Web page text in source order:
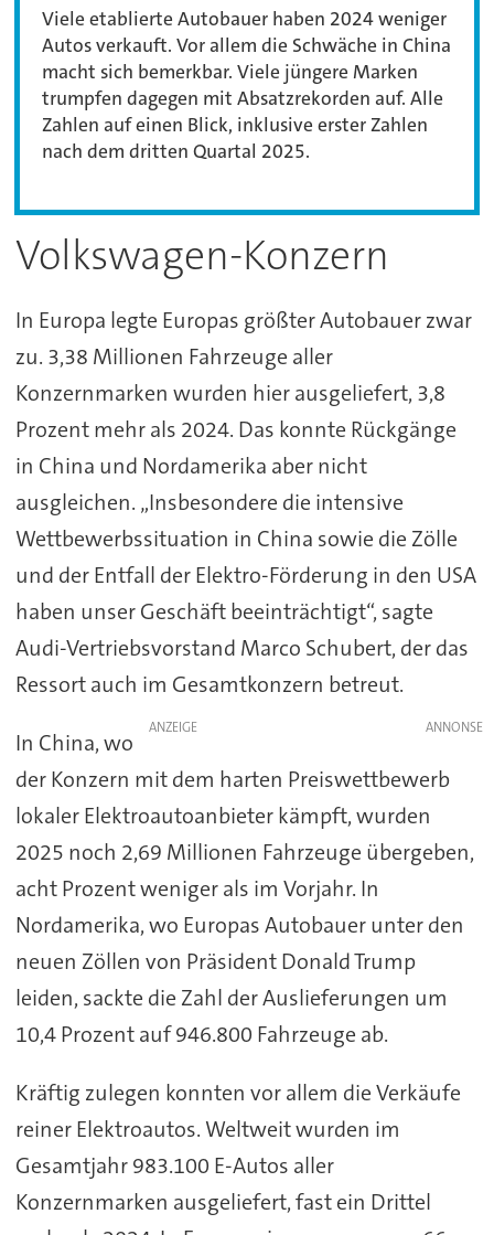
Viele etablierte Autobauer haben 2024 weniger
Autos verkauft. Vor allem die Schwäche in China
macht sich bemerkbar. Viele jüngere Marken
trumpfen dagegen mit Absatzrekorden auf. Alle
Zahlen auf einen Blick, inklusive erster Zahlen
nach dem dritten Quartal 2025.
Volkswagen-Konzern
In Europa legte Europas größter Autobauer zwar
zu. 3,38 Millionen Fahrzeuge aller
Konzernmarken wurden hier ausgeliefert, 3,8
Prozent mehr als 2024. Das konnte Rückgänge
in China und Nordamerika aber nicht
ausgleichen. „Insbesondere die intensive
Wettbewerbssituation in China sowie die Zölle
und der Entfall der Elektro-Förderung in den USA
haben unser Geschäft beeinträchtigt“, sagte
Audi-Vertriebsvorstand Marco Schubert, der das
Ressort auch im Gesamtkonzern betreut.
ANZEIGE
In China, wo
der Konzern mit dem harten Preiswettbewerb
lokaler Elektroautoanbieter kämpft, wurden
2025 noch 2,69 Millionen Fahrzeuge übergeben,
acht Prozent weniger als im Vorjahr. In
Nordamerika, wo Europas Autobauer unter den
neuen Zöllen von Präsident Donald Trump
leiden, sackte die Zahl der Auslieferungen um
10,4 Prozent auf 946.800 Fahrzeuge ab.
Kräftig zulegen konnten vor allem die Verkäufe
reiner Elektroautos. Weltweit wurden im
Gesamtjahr 983.100 E-Autos aller
Konzernmarken ausgeliefert, fast ein Drittel